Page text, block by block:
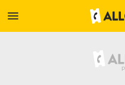
menu